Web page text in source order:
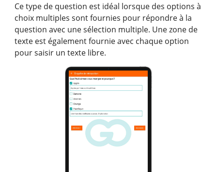
Ce type de question est idéal lorsque des options à
choix multiples sont fournies pour répondre à la
question avec une sélection multiple. Une zone de
texte est également fournie avec chaque option
pour saisir un texte libre.